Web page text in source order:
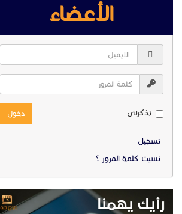
الأعضاء
تذكرنى دخول
تسجيل
نسيت كلمة المرور ؟